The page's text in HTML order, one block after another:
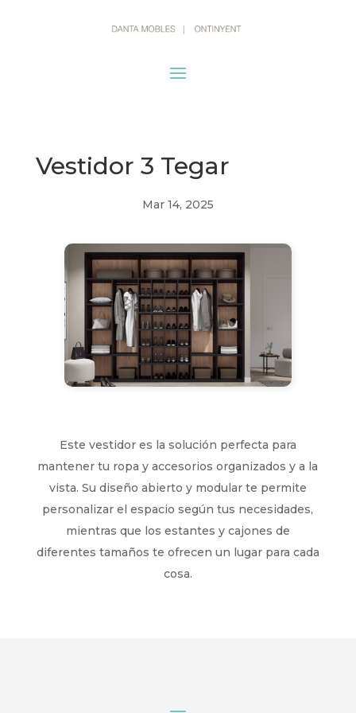
Vestidor 3 Tegar
Mar 14, 2025
Este vestidor es la solución perfecta para
mantener tu ropa y accesorios organizados y a la
vista. Su diseño abierto y modular te permite
personalizar el espacio según tus necesidades,
mientras que los estantes y cajones de
diferentes tamaños te ofrecen un lugar para cada
cosa.